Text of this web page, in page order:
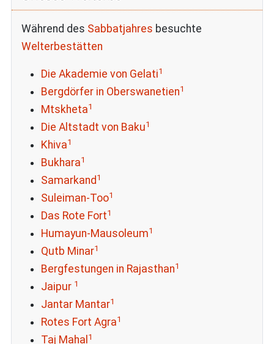
Während des Sabbatjahres besuchte
Welterbestätten
Die Akademie von Gelati1
Bergdörfer in Oberswanetien1
Mtskheta1
Die Altstadt von Baku1
Khiva1
Bukhara1
Samarkand 1
Suleiman-Too1
Das Rote Fort1
Humayun-Mausoleum1
Qutb Minar1
Bergfestungen in Rajasthan1
Jaipur 1
Jantar Mantar1
Rotes Fort Agra1
Taj Mahal 1